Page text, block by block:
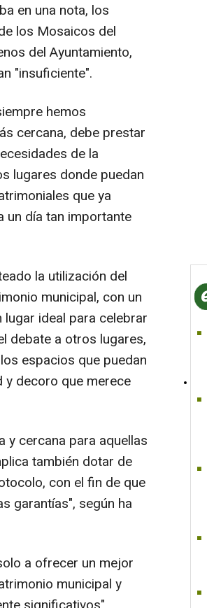
en una nota, los
los Mosaicos del
del Ayuntamiento,
"insuficiente".
hemos
cercana, debe prestar
de la
lugares donde puedan
que ya
un día tan importante
la utilización del
municipal, con un
ideal para celebrar
debate a otros lugares,
espacios que puedan
y decoro que merece
y cercana para aquellas
también dotar de
con el fin de que
garantías", según ha
a ofrecer un mejor
municipal y